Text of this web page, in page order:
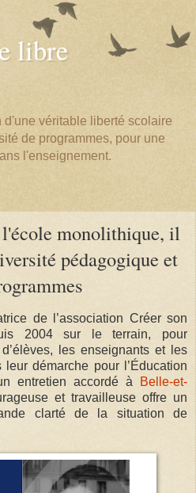
libre
véritable liberté scolaire
de programmes, pour une
l'enseignement.
monolithique, il
pédagogique et
de l’association Créer son
2004 sur le terrain, pour
les enseignants et les
démarche pour l’Éducation
entretien accordé à
Belle-et-
et travailleuse offre un
clarté de la situation de